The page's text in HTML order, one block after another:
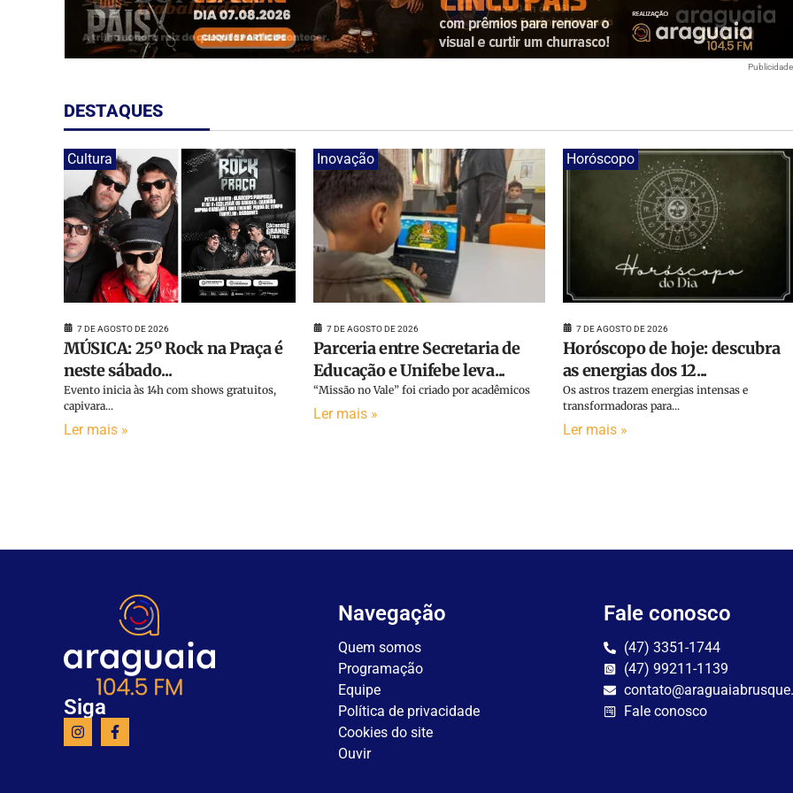
Publicidade
DESTAQUES
Cultura
7 DE AGOSTO DE 2026
MÚSICA: 25º Rock na Praça é
neste sábado...
Evento inicia às 14h com shows gratuitos,
capivara...
Ler mais »
Inovação
7 DE AGOSTO DE 2026
Parceria entre Secretaria de
Educação e Unifebe leva...
“Missão no Vale” foi criado por acadêmicos
Ler mais »
Horóscopo
7 DE AGOSTO DE 2026
Horóscopo de hoje: descubra
as energias dos 12...
Os astros trazem energias intensas e
transformadoras para...
Ler mais »
Siga
Navegação
Quem somos
Programação
Equipe
Política de privacidade
Cookies do site
Ouvir
Fale conosco
(47) 3351-1744
(47) 99211-1139
Fale conosco